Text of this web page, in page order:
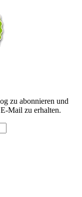
zu abonnieren und
Mail zu erhalten.